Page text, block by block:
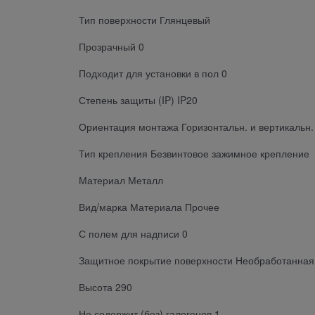
Тип поверхности Глянцевый
Прозрачный 0
Подходит для установки в пол 0
Степень защиты (IP) IP20
Ориентация монтажа Горизонтальн. и вертикальн.
Тип крепления Безвинтовое зажимное крепление
Материал Металл
Вид/марка Материала Прочее
С полем для надписи 0
Защитное покрытие поверхности
Высота 290